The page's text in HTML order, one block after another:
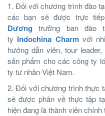
1. Đối với chương trình đào
các bạn sẽ được trực
Dương trưởng ban đào
ty Indochina Charm với
hướng dẫn viên, tour
sản phẩm cho các công ty
ty tư nhân Việt Nam.
2. Đối với chương trình thực
sẽ được phân về thực tập
hiện đang là thành viên